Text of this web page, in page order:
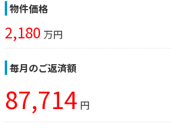
物件価格
2,180 万円
毎月のご返済額
87,714 円